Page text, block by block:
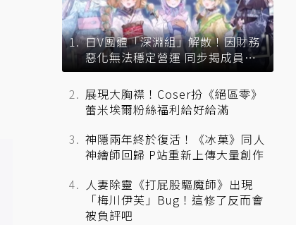
日V團體「深淵組」解散！因財務
惡化無法穩定營運 同步揭成員未
來去向
展現大胸襟！Coser扮《絕區零》
蕾米埃爾粉絲福利給好給滿
神隱兩年終於復活！《冰菓》同人
神繪師回歸 P站重新上傳大量創作
人妻除靈《打屁股驅魔師》出現
「梅川伊芙」Bug！這修了反而會
被負評吧